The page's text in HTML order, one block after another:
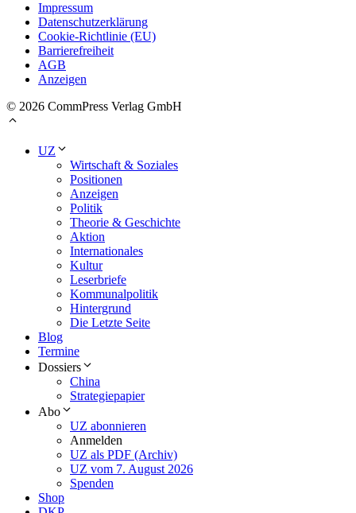
Impressum
Datenschutzerklärung
Cookie-Richtlinie (EU)
Barrierefreiheit
AGB
Anzeigen
© 2026 CommPress Verlag GmbH
UZ
Wirtschaft & Soziales
Positionen
Anzeigen
Politik
Theorie & Geschichte
Aktion
Internationales
Kultur
Leserbriefe
Kommunalpolitik
Hintergrund
Die Letzte Seite
Blog
Termine
Dossiers
China
Strategiepapier
Abo
UZ abonnieren
Anmelden
UZ als PDF (Archiv)
UZ vom 7. August 2026
Spenden
Shop